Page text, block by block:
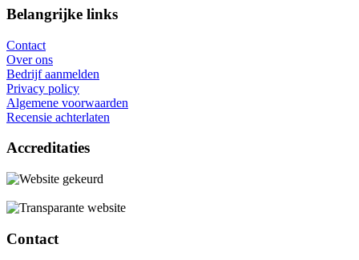
Belangrijke links
Contact
Over ons
Bedrijf aanmelden
Privacy policy
Algemene voorwaarden
Recensie achterlaten
Accreditaties
Contact